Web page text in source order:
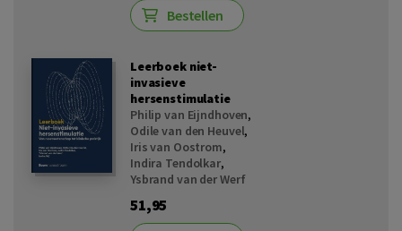
Bestellen
Leerboek niet-
invasieve
hersenstimulatie
Philip van Eijndhoven,
Odile van den Heuvel,
Iris van Oostrom,
Indira Tendolkar,
Ysbrand van der Werf
51,95